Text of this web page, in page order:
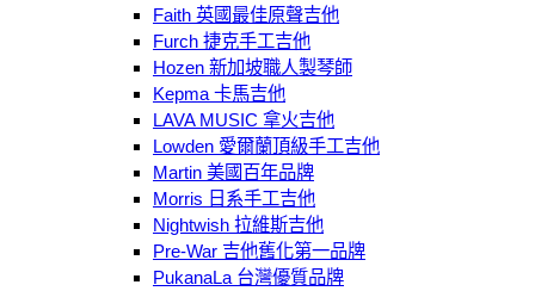
Faith 英國最佳原聲吉他
Furch 捷克手工吉他
Hozen 新加坡職人製琴師
Kepma 卡馬吉他
LAVA MUSIC 拿火吉他
Lowden 愛爾蘭頂級手工吉他
Martin 美國百年品牌
Morris 日系手工吉他
Nightwish 拉維斯吉他
Pre-War 吉他舊化第一品牌
PukanaLa 台灣優質品牌